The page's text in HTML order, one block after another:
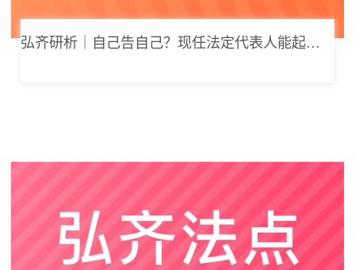
弘齐研析｜自己告自己？现任法定代表人能起诉公司索要劳动报酬吗？